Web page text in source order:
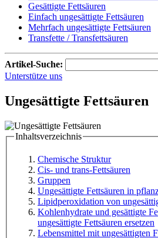
Gesättigte Fettsäuren
Einfach ungesättigte Fettsäuren
Mehrfach ungesättigte Fettsäuren
Transfette / Transfettsäuren
Artikel-Suche:
Unterstütze uns
Ungesättigte Fettsäuren
Inhaltsverzeichnis
Chemische Struktur
Cis- und trans-Fettsäuren
Gruppen
Ungesättigte Fettsäuren in
Lipidperoxidation von
Kohlenhydrate und gesättigte
ungesättigte Fettsäuren ersetzen
Lebensmittel mit ungesättigten